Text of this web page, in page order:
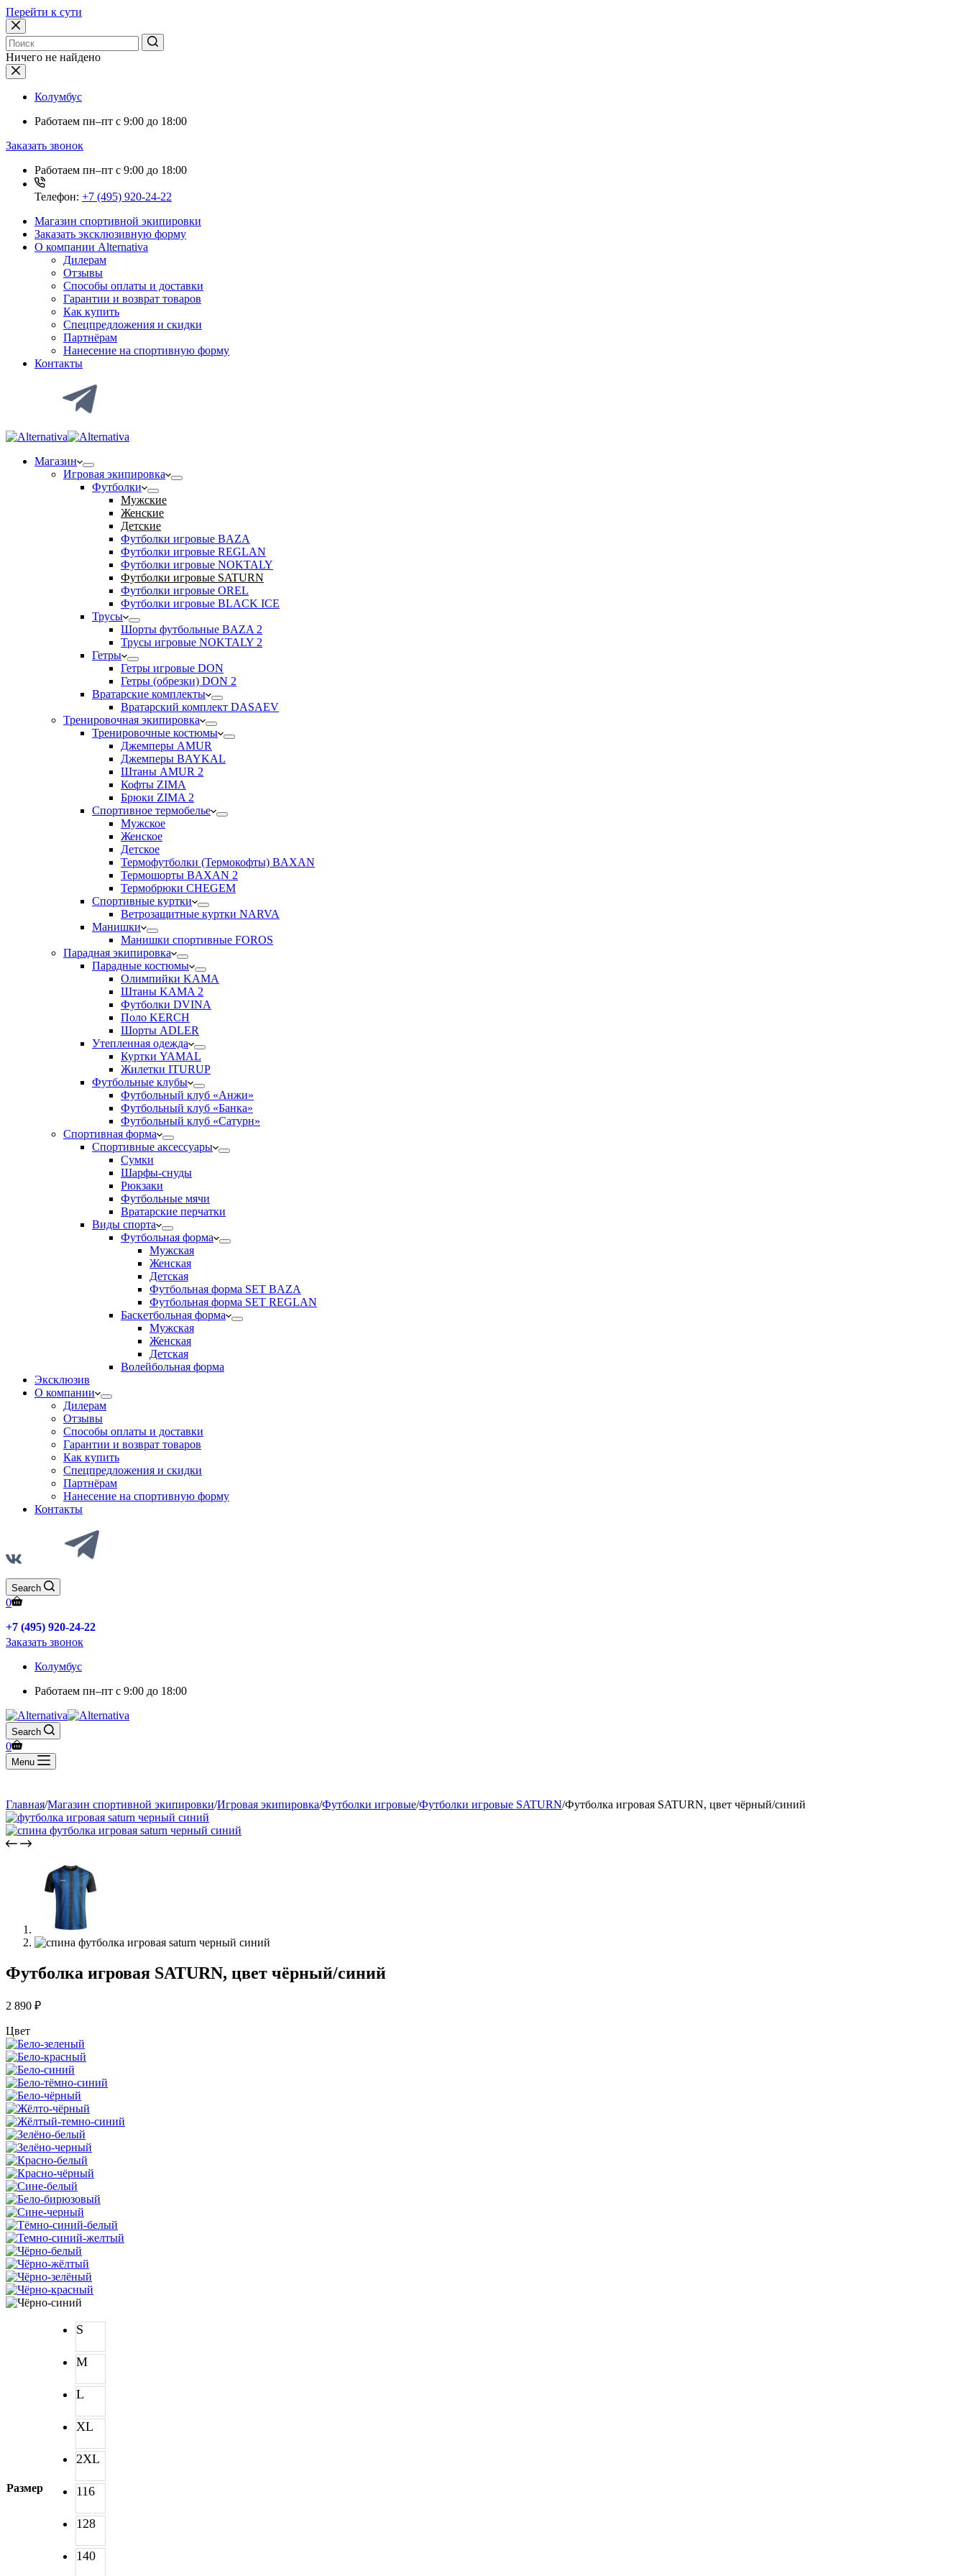
Перейти к сути
Ничего не найдено
Колумбус
Работаем пн–пт с 9:00 до 18:00
Заказать звонок
Работаем пн–пт с 9:00 до 18:00
Телефон: +7 (495) 920-24-22
Магазин спортивной экипировки
Заказать эксклюзивную форму
О компании Alternativa
Дилерам
Отзывы
Способы оплаты и доставки
Гарантии и возврат товаров
Как купить
Спецпредложения и скидки
Партнёрам
Нанесение на спортивную форму
Контакты
Магазин
Игровая экипировка
Футболки
Мужские
Женские
Детские
Футболки игровые BAZA
Футболки игровые REGLAN
Футболки игровые NOKTALY
Футболки игровые SATURN
Футболки игровые OREL
Футболки игровые BLACK ICE
Трусы
Шорты футбольные BAZA 2
Трусы игровые NOKTALY 2
Гетры
Гетры игровые DON
Гетры (обрезки) DON 2
Вратарские комплекты
Вратарский комплект DASAEV
Тренировочная экипировка
Тренировочные костюмы
Джемперы AMUR
Джемперы BAYKAL
Штаны AMUR 2
Кофты ZIMA
Брюки ZIMA 2
Спортивное термобелье
Мужское
Женское
Детское
Термофутболки (Термокофты) BAXAN
Термошорты BAXAN 2
Термобрюки CHEGEM
Спортивные куртки
Ветрозащитные куртки NARVA
Манишки
Манишки спортивные FOROS
Парадная экипировка
Парадные костюмы
Олимпийки KAMA
Штаны KAMA 2
Футболки DVINA
Поло KERCH
Шорты ADLER
Утепленная одежда
Куртки YAMAL
Жилетки ITURUP
Футбольные клубы
Футбольный клуб «Анжи»
Футбольный клуб «Банка»
Футбольный клуб «Сатурн»
Спортивная форма
Спортивные аксессуары
Сумки
Шарфы-снуды
Рюкзаки
Футбольные мячи
Вратарские перчатки
Виды спорта
Футбольная форма
Мужская
Женская
Детская
Футбольная форма SET BAZA
Футбольная форма SET REGLAN
Баскетбольная форма
Мужская
Женская
Детская
Волейбольная форма
Эксклюзив
О компании
Дилерам
Отзывы
Способы оплаты и доставки
Гарантии и возврат товаров
Как купить
Спецпредложения и скидки
Партнёрам
Нанесение на спортивную форму
Контакты
Search
0
+7 (495) 920-24-22
Заказать звонок
Колумбус
Работаем пн–пт с 9:00 до 18:00
Search
0
Menu
Главная/Магазин спортивной экипировки/Игровая экипировка/Футболки игровые/Футболки игровые SATURN/Футболка игровая SATURN, цвет чёрный/синий
Футболка игровая SATURN, цвет чёрный/синий
2 890 ₽
Цвет
Размер
S
M
L
XL
2XL
116
128
140